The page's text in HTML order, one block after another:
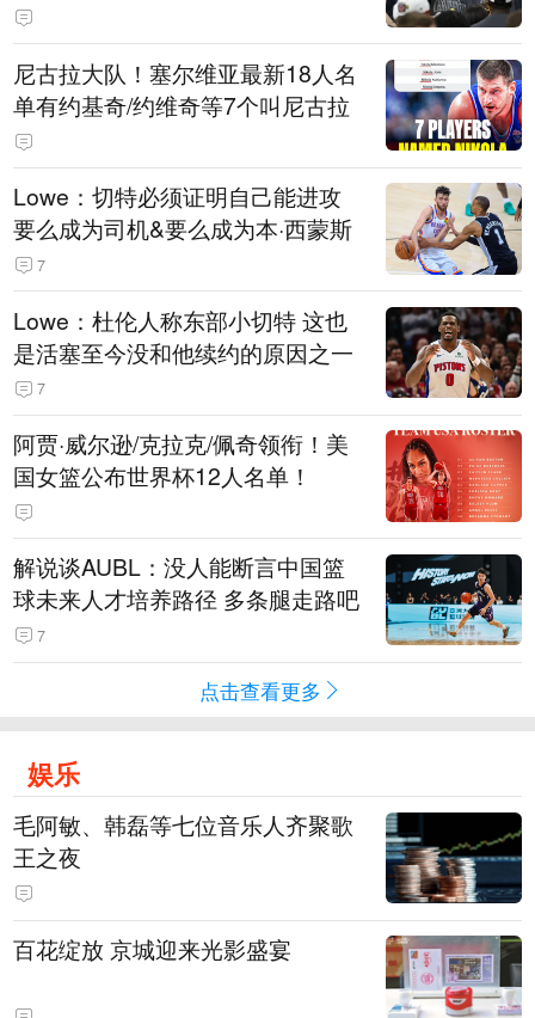
尼古拉大队！塞尔维亚最新18人名
单有约基奇/约维奇等7个叫尼古拉
Lowe：切特必须证明自己能进攻
要么成为司机&要么成为本·西蒙斯
7
Lowe：杜伦人称东部小切特 这也
是活塞至今没和他续约的原因之一
7
阿贾·威尔逊/克拉克/佩奇领衔！美
国女篮公布世界杯12人名单！
解说谈AUBL：没人能断言中国篮
球未来人才培养路径 多条腿走路吧
7
点击查看更多
娱乐
毛阿敏、韩磊等七位音乐人齐聚歌
王之夜
百花绽放 京城迎来光影盛宴